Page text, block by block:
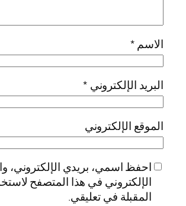
الاسم*
البريد الإلكتروني *
الموقع الإلكتروني
احفظ اسمي، بريدي الإلكتروني،
الإلكتروني في هذا المتصفح
المقبلة في تعليقي.